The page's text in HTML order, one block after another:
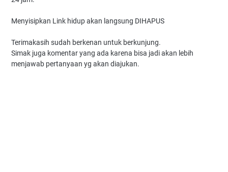
Menyisipkan Link hidup akan langsung DIHAPUS
Terimakasih sudah berkenan untuk berkunjung.
Simak juga komentar yang ada karena bisa jadi akan lebih
menjawab pertanyaan yg akan diajukan.